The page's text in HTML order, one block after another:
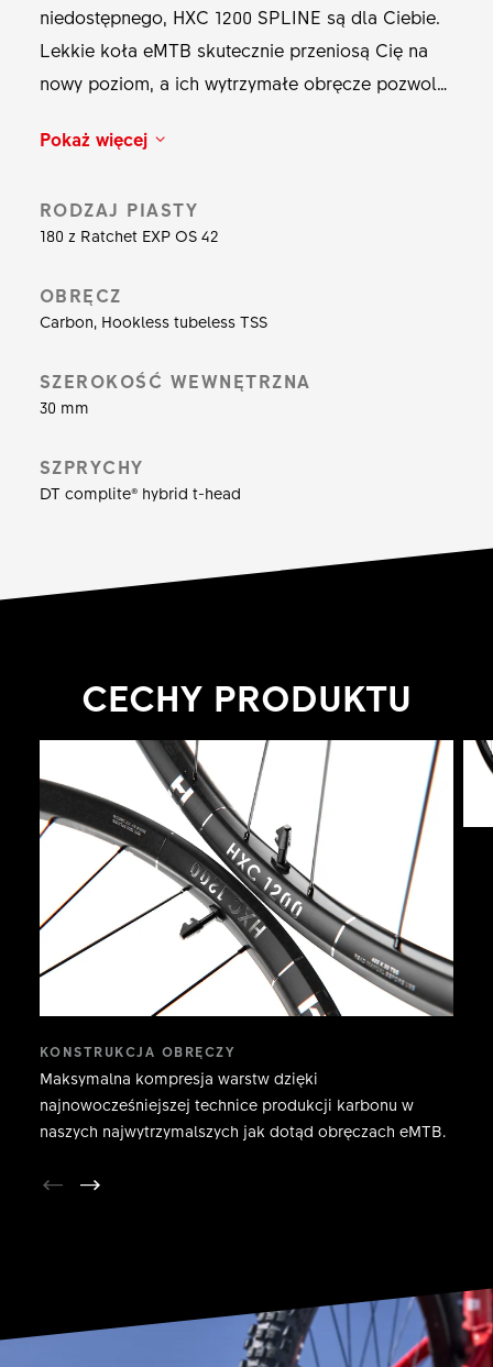
niedostępnego, HXC 1200 SPLINE są dla Ciebie.
Lekkie koła eMTB skutecznie przeniosą Cię na
nowy poziom, a ich wytrzymałe obręcze pozwolą
zapewniający maksymalną kompresję karbonu i
jakości każdej pojedynczej warstwy minimalizują
niedoskonałości każdego koła bezpośrednio po
swoim eMTB bez obawy, że utkniesz w szczerym
elektrycznych system bębenka Ratchet EXP OS i
28 szprych DT complite HY, wszystko, co musisz
wyrwać się.
Pokaż więcej
RODZAJ PIASTY
180 z Ratchet EXP OS 42
OBRĘCZ
Carbon, Hookless tubeless TSS
SZEROKOŚĆ WEWNĘTRZNA
30 mm
SZPRYCHY
DT complite® hybrid t-head
CECHY PRODUKTU
KONSTRUKCJA OBRĘCZY
Maksymalna kompresja warstw dzięki
najnowocześniejszej technice produkcji karbonu w
naszych najwytrzymalszych jak dotąd obręczach eMTB.